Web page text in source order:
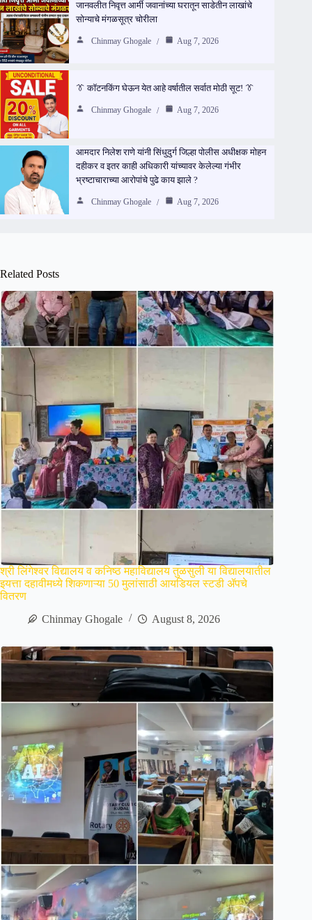
जानवलीत निवृत्त आर्मी जवानांच्या घरातून साडेतीन लाखांचे
सोन्याचे मंगळसूत्र चोरीला
Chinmay Ghogale Aug 7, 2026
👔 कॉटनकिंग घेऊन येत आहे वर्षातील सर्वात मोठी सूट! 👔
Chinmay Ghogale Aug 7, 2026
आमदार निलेश राणे यांनी सिंधुदुर्ग जिल्हा पोलीस अधीक्षक मोहन
दहीकर व इतर काही अधिकारी यांच्यावर केलेल्या गंभीर
भ्रष्टाचाराच्या आरोपांचे पुढे काय झाले ?
Chinmay Ghogale Aug 7, 2026
Related Posts
श्री लिंगेश्वर विद्यालय व कनिष्ठ महाविद्यालय तुळसुली या विद्यालयातील
इयत्ता दहावीमध्ये शिकणाऱ्या 50 मुलांसाठी आयडियल स्टडी ॲपचे
वितरण
Chinmay Ghogale
August 8, 2026